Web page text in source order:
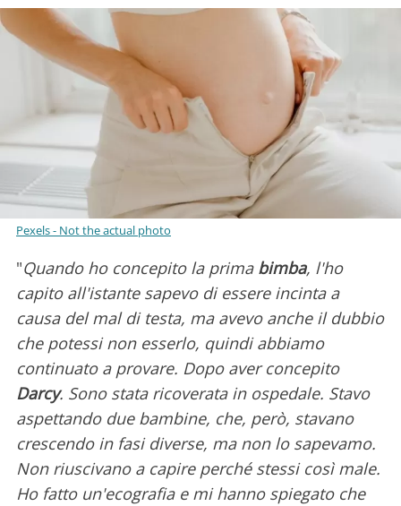
Pexels - Not the actual photo
"Quando ho concepito la prima bimba, l'ho
capito all'istante sapevo di essere incinta a
causa del mal di testa, ma avevo anche il dubbio
che potessi non esserlo, quindi abbiamo
continuato a provare. Dopo aver concepito
Darcy. Sono stata ricoverata in ospedale. Stavo
aspettando due bambine, che, però, stavano
crescendo in fasi diverse, ma non lo sapevamo.
Non riuscivano a capire perché stessi così male.
Ho fatto un'ecografia e mi hanno spiegato che